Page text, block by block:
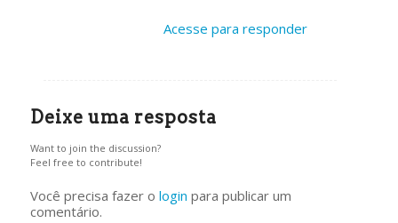
Acesse para responder
Deixe uma resposta
Want to join the discussion?
Feel free to contribute!
Você precisa fazer o login para publicar um
comentário.